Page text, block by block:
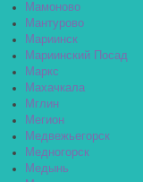
Мамоново
Мантурово
Мариинск
Мариинский Посад
Маркс
Махачкала
Мглин
Мегион
Медвежьегорск
Медногорск
Медынь